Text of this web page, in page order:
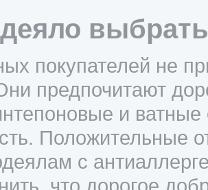
покупателей не
предпочитают
и
Положительные
с